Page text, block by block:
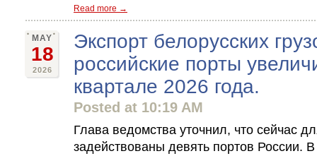
Read more →
MAY
18
2026
Экспорт белорусских
российские порты
квартале 2026 года.
Posted at 10:19 AM
Глава ведомства уточнил, что сейчас
задействованы девять портов России.